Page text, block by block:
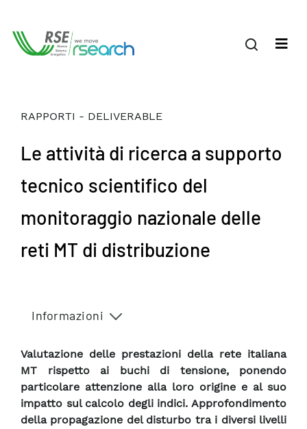
RAPPORTI - DELIVERABLE
Le attività di ricerca a supporto
tecnico scientifico del
monitoraggio nazionale delle
reti MT di distribuzione
Informazioni
Valutazione delle prestazioni della rete italiana
MT rispetto ai buchi di tensione, ponendo
particolare attenzione alla loro origine e al suo
impatto sul calcolo degli indici. Approfondimento
della propagazione del disturbo tra i diversi livelli